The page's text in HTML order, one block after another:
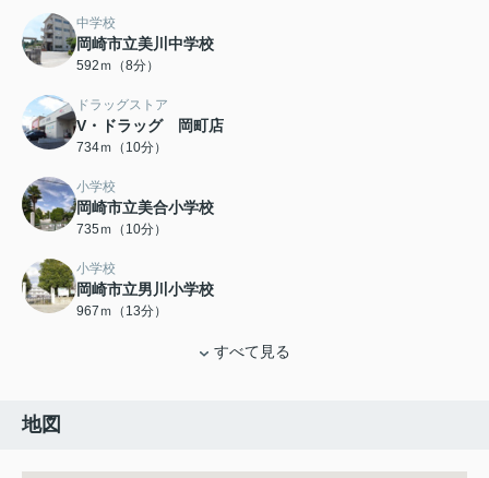
中学校
岡崎市立美川中学校
592ｍ（8分）
ドラッグストア
V・ドラッグ 岡町店
734ｍ（10分）
小学校
岡崎市立美合小学校
735ｍ（10分）
小学校
岡崎市立男川小学校
967ｍ（13分）
すべて見る
地図